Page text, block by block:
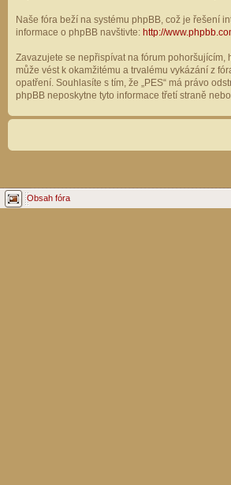
Naše fóra beží na systému phpBB, což je řešení
informace o phpBB navštivte: http://
Zavazujete se nepřispívat na fórum pohoršujícím,
může vést k okamžitému a trvalému vykázání z
opatření. Souhlasíte s tím, že „PES“ má právo
phpBB neposkytne tyto informace třetí straně
Obsah fóra